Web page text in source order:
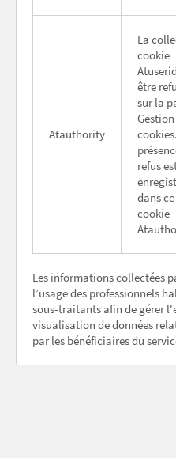
Atauthority
La
cookie
être
sur la
refus
dans ce
cookie
Les informations collectées
l’usage des professionnels
sous-traitants afin de gérer
visualisation de données
par les bénéficiaires du